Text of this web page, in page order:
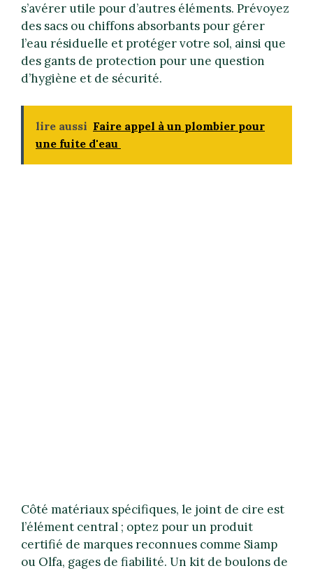
s’avérer utile pour d’autres éléments. Prévoyez
des sacs ou chiffons absorbants pour gérer
l’eau résiduelle et protéger votre sol, ainsi que
des gants de protection pour une question
d’hygiène et de sécurité.
lire aussi Faire appel à un plombier pour
une fuite d'eau
Côté matériaux spécifiques, le joint de cire est
l’élément central ; optez pour un produit
certifié de marques reconnues comme Siamp
ou Olfa, gages de fiabilité. Un kit de boulons de